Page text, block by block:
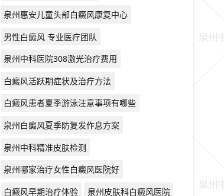
泉州惠安儿童头部白癜风康复中心
男性白癜风 专业医疗团队
泉州中科医院308激光治疗费用
白癜风活跃期症状及治疗方法
白癜风患者夏季游泳注意事项有哪些
泉州白癜风夏季防复发作息方案
泉州中科精准皮肤检测
泉州哪家治疗女性白癜风医院好
白癜风早期治疗体验
泉州皮肤科白癜风医院